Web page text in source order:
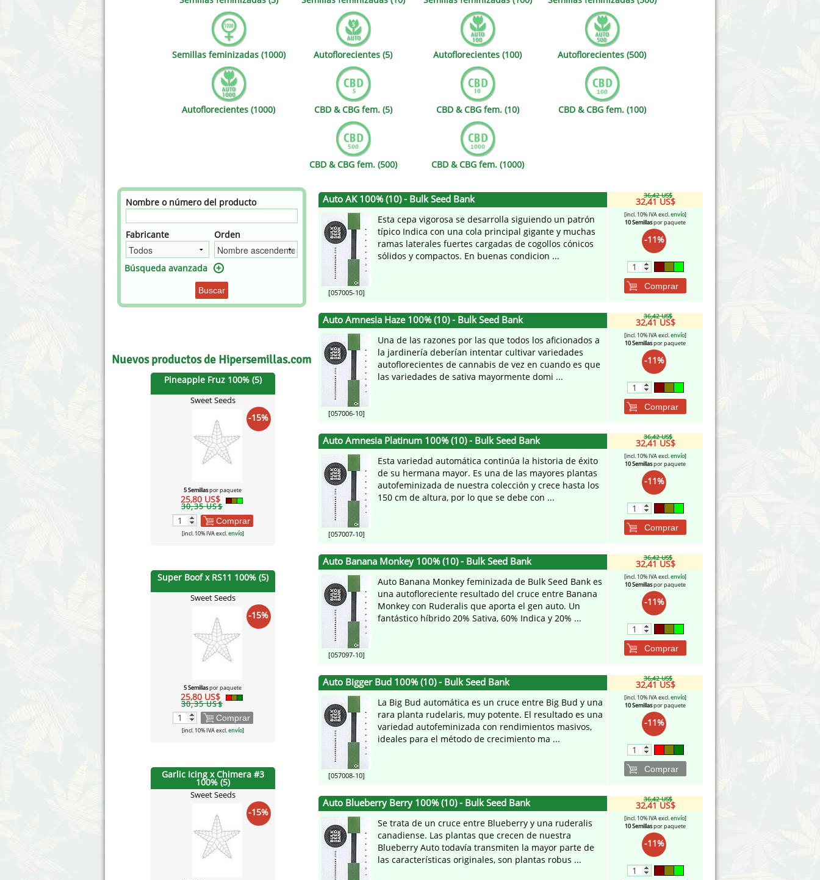
Female Seeds
Genehtik Seeds
House of the Great Gardener
Mandala
Ministry of Cannabis
Philosopher Seeds
Seedy Simon
Söllner - Vadda's Marijuanabam
Sumo Seeds
Victory Seeds
Vision Seeds
White Label Seeds
World of Seeds
Semillas feminizadas (1000) Autoflorecientes (5) Autoflorecientes (100) Autoflorecientes (500)
Autoflorecientes (1000) CBD & CBG fem. (5) CBD & CBG fem. (10) CBD & CBG fem. (100)
CBD & CBG fem. (500) CBD & CBG fem. (1000)
Nombre o número del producto
Fabricante Orden
Búsqueda avanzada
Buscar
Nuevos productos de Hipersemillas.com
Pineapple Fruz 100% (5)
Sweet Seeds
-15%
5 Semillaspor paquete
25,80 US$
30,35 US$
Comprar
[incl. 10% IVA excl.envío]
Super Boof x RS11 100% (5)
Sweet Seeds
-15%
5 Semillaspor paquete
25,80 US$
30,35 US$
Comprar
[incl. 10% IVA excl.envío]
Garlic Icing x Chimera #3
100% (5)
Sweet Seeds
-15%
Auto AK 100% (10) - Bulk Seed Bank
[057005-10]
Esta cepa vigorosa se desarrolla siguiendo un patrón
típico Indica con una cola principal gigante y muchas
ramas laterales fuertes cargadas de cogollos cónicos
sólidos y compactos. En buenas condicion ...
36,42 US$
32,41 US$
[incl. 10% IVA excl.envío]
10 Semillaspor paquete
-11%
Comprar
Auto Amnesia Haze 100% (10) - Bulk Seed Bank
[057006-10]
Una de las razones por las que todos los aficionados a
la jardinería deberían intentar cultivar variedades
autoflorecientes de cannabis de vez en cuando es que
las variedades de sativa mayormente domi ...
36,42 US$
32,41 US$
[incl. 10% IVA excl.envío]
10 Semillaspor paquete
-11%
Comprar
Auto Amnesia Platinum 100% (10) - Bulk Seed Bank
[057007-10]
Esta variedad automática continúa la historia de éxito
de su hermana mayor. Es una de las mayores plantas
autofeminizada de nuestra colección y crece hasta los
150 cm de altura, por lo que se debe con ...
36,42 US$
32,41 US$
[incl. 10% IVA excl.envío]
10 Semillaspor paquete
-11%
Comprar
Auto Banana Monkey 100% (10) - Bulk Seed Bank
[057097-10]
Auto Banana Monkey feminizada de Bulk Seed Bank es
una autofloreciente resultado del cruce entre Banana
Monkey con Ruderalis que aporta el gen auto. Un
fantástico híbrido 20% Sativa, 60% Indica y 20% ...
36,42 US$
32,41 US$
[incl. 10% IVA excl.envío]
10 Semillaspor paquete
-11%
Comprar
Auto Bigger Bud 100% (10) - Bulk Seed Bank
[057008-10]
La Big Bud automática es un cruce entre Big Bud y una
rara planta rudelaris, muy potente. El resultado es una
variedad autofeminizada con rendimientos masivos,
ideales para el método de crecimiento ma ...
36,42 US$
32,41 US$
[incl. 10% IVA excl.envío]
10 Semillaspor paquete
-11%
Comprar
Auto Blueberry Berry 100% (10) - Bulk Seed Bank
Se trata de un cruce entre Blueberry y una ruderalis
canadiense. Las plantas que crecen de nuestra
Blueberry Auto todavía transmiten la mayor parte de
las características originales, son plantas robus ...
36,42 US$
32,41 US$
[incl. 10% IVA excl.envío]
10 Semillaspor paquete
-11%